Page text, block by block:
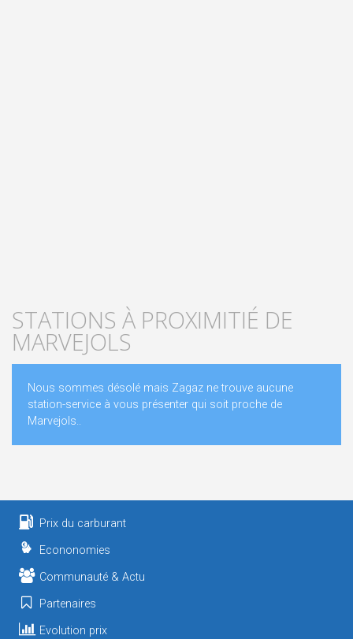
STATIONS À PROXIMITIÉ DE
MARVEJOLS
Nous sommes désolé mais Zagaz ne trouve aucune
station-service à vous présenter qui soit proche de
Marvejols..
Prix du carburant
Econonomies
Communauté & Actu
Partenaires
Evolution prix